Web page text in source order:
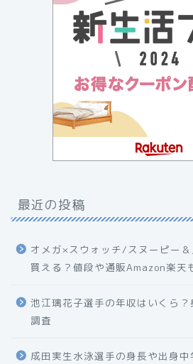
最近の投稿
オメガ×スウォッチ/スヌーピー
買える？値段や通販Amazon楽天
池江璃花子選手の年収はいくら
調査
成田実生水泳選手の身長や出身